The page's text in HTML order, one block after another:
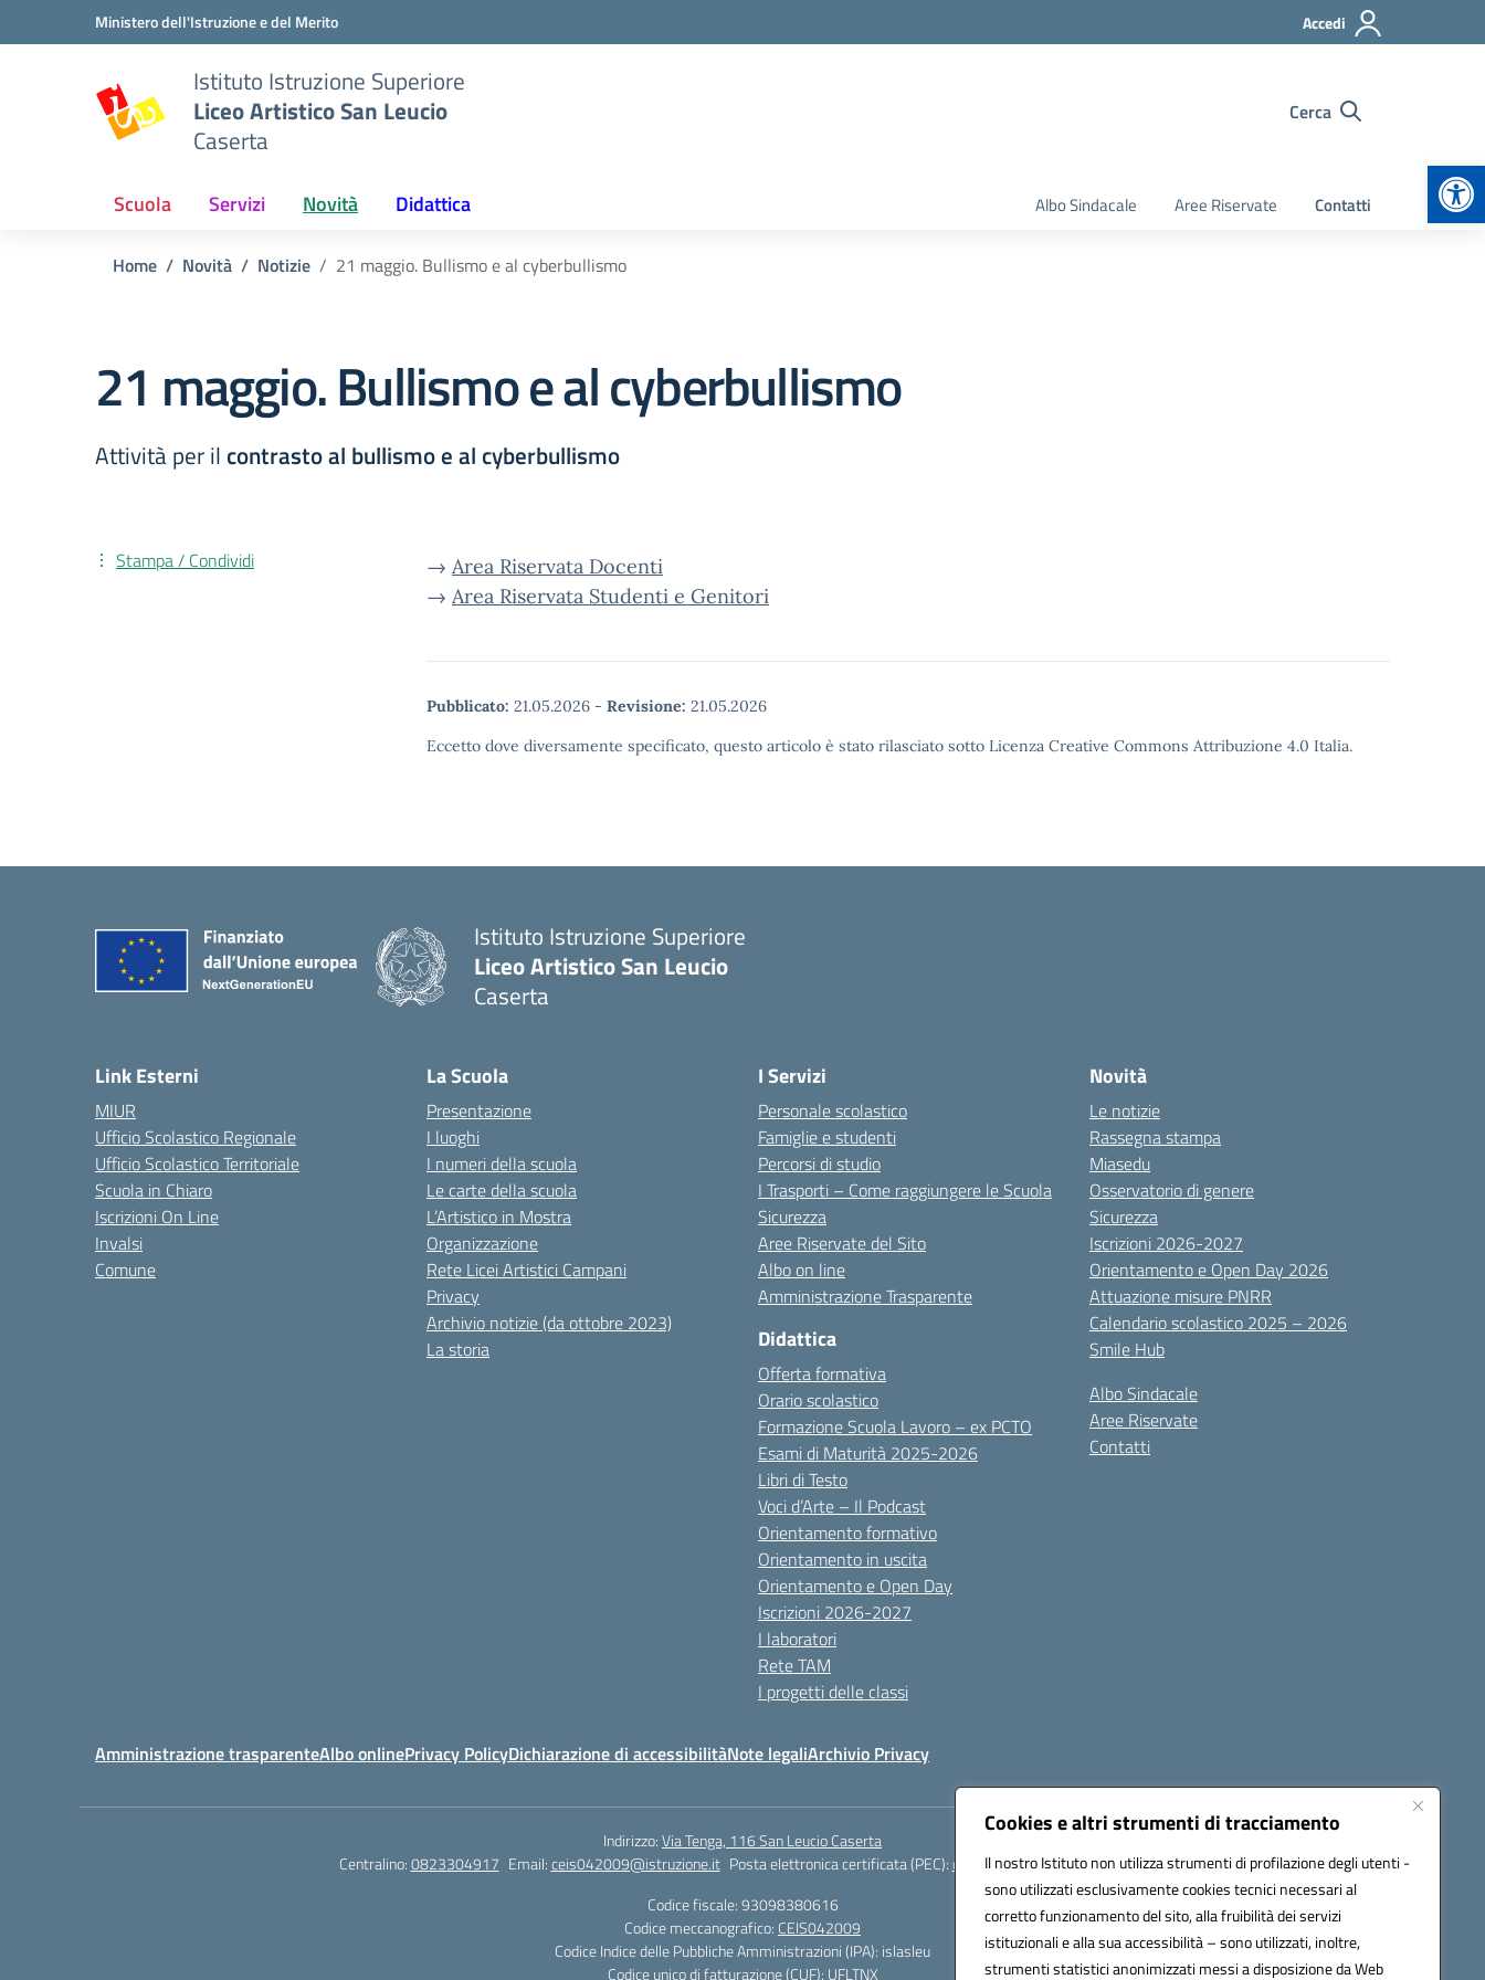
Cookies e altri strumenti di tracciamento
Il nostro Istituto non utilizza strumenti di profilazione degli utenti -
sono utilizzati esclusivamente cookies tecnici necessari al
corretto funzionamento del sito, alla fruibilità dei servizi
istituzionali e alla sua accessibilità – sono utilizzati, inoltre,
strumenti statistici anonimizzati messi a disposizione da Web
Vai ai contenuti
Vai al menu di navigazioneMinistero dell'Istruzione e del Merito Accedi
Istituto Istruzione Superiore
Liceo Artistico San Leucio
Caserta
Cerca
Scuola Servizi Novità Didattica Albo Sindacale Aree Riservate Contatti
Home Novità Notizie 21 maggio. Bullismo e al cyberbullismo
21 maggio. Bullismo e al cyberbullismo
Attività per il contrasto al bullismo e al cyberbullismo
→ Area Riservata Docenti
→ Area Riservata Studenti e Genitori
Pubblicato: 21.05.2026 - Revisione: 21.05.2026
Eccetto dove diversamente specificato, questo articolo è stato rilasciato sotto Licenza Creative Commons Attribuzione 4.0 Italia.
Stampa / Condividi
Istituto Istruzione Superiore
Liceo Artistico San Leucio
Caserta
Link Esterni
MIUR
Ufficio Scolastico Regionale
Ufficio Scolastico Territoriale
Scuola in Chiaro
Iscrizioni On Line
Invalsi
Comune
La Scuola
Presentazione
I luoghi
I numeri della scuola
Le carte della scuola
L’Artistico in Mostra
Organizzazione
Rete Licei Artistici Campani
Privacy
Archivio notizie (da ottobre 2023)
La storia
I Servizi
Personale scolastico
Famiglie e studenti
Percorsi di studio
I Trasporti – Come raggiungere le Scuola
Sicurezza
Aree Riservate del Sito
Albo on line
Amministrazione Trasparente
Didattica
Offerta formativa
Orario scolastico
Formazione Scuola Lavoro – ex PCTO
Esami di Maturità 2025-2026
Libri di Testo
Voci d’Arte – Il Podcast
Orientamento formativo
Orientamento in uscita
Orientamento e Open Day
Iscrizioni 2026-2027
I laboratori
Rete TAM
I progetti delle classi
Novità
Le notizie
Rassegna stampa
Miasedu
Osservatorio di genere
Sicurezza
Iscrizioni 2026-2027
Orientamento e Open Day 2026
Attuazione misure PNRR
Calendario scolastico 2025 – 2026
Smile Hub
Albo Sindacale
Aree Riservate
Contatti
Amministrazione trasparenteAlbo onlinePrivacy PolicyDichiarazione di accessibilitàNote legaliArchivio Privacy
Indirizzo:Via Tenga, 116 San Leucio Caserta
Centralino:0823304917 Email:ceis042009@istruzione.it Posta elettronica certificata (PEC):ceis042009@pec.istruzione.it
Codice fiscale: 93098380616
Codice meccanografico: CEIS042009
Codice Indice delle Pubbliche Amministrazioni (IPA): islasleu
Codice unico di fatturazione (CUF): UFLTNX